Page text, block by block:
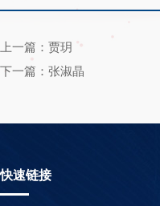
上一篇：贾玥
下一篇：张淑晶
快速链接